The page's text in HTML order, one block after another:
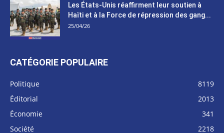
Les États-Unis réaffirment leur soutien à
Haïti et à la Force de répression des gang...
25/04/26
CATÉGORIE POPULAIRE
Politique
8119
Éditorial
2013
Économie
341
Société
2218